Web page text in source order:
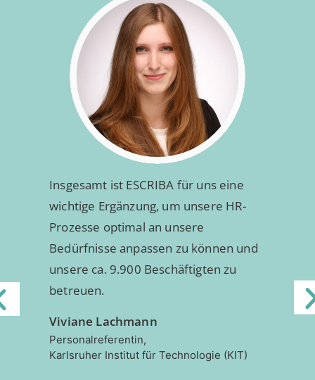
Insgesamt ist ESCRIBA für uns eine
wichtige Ergänzung, um unsere HR-
Prozesse optimal an unsere
Bedürfnisse anpassen zu können und
unsere ca. 9.900 Beschäftigten zu
betreuen.
Viviane Lachmann
Personalreferentin,
Karlsruher Institut für Technologie (KIT)